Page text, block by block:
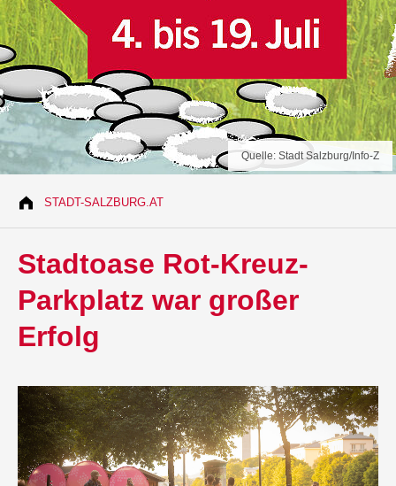
Quelle: Stadt Salzburg/Info-Z
STADT-SALZBURG.AT
Stadtoase Rot-Kreuz-
Parkplatz war großer
Erfolg